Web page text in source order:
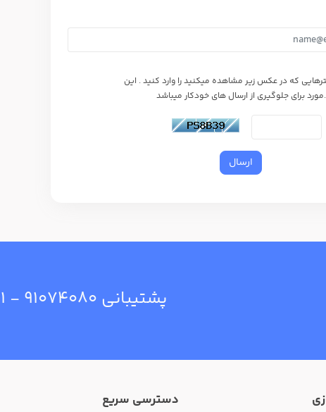
که در عکس زیر مشاهده میکنید را وارد کنید . این
مورد برای جلوگیری از ارسال های خودکار میباشد.
ارسال
پشتیبانی ۹۱۰۷۴۰۸۰ - ۰۲۱
دسترسی سریع